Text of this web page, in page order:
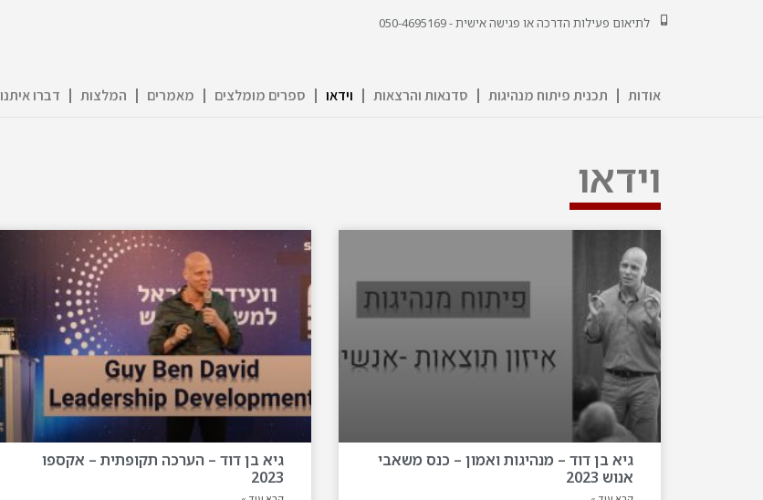
לתיאום פעילות הדרכה או פגישה אישית - 050-4695169
אודות תכנית פיתוח מנהיגות סדנאות והרצאות וידאו ספרים מומלצים מאמרים המלצות דברו איתנו
וידאו
גיא בן דוד – מנהיגות ואמון – כנס משאבי
אנוש 2023
גיא בן דוד – הערכה תקופתית – אקספו
2023